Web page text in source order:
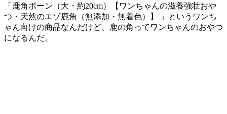
「鹿角ボーン（大・約20cm）【ワンちゃんの滋養強壮おや
つ・天然のエゾ鹿角（無添加・無着色）】 」というワンち
ゃん向けの商品なんだけど、鹿の角ってワンちゃんのおやつ
になるんだ。